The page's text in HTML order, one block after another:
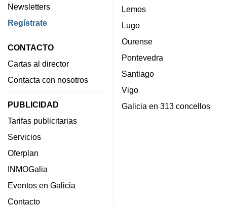
Newsletters
Regístrate
CONTACTO
Cartas al director
Contacta con nosotros
PUBLICIDAD
Tarifas publicitarias
Servicios
Oferplan
INMOGalia
Eventos en Galicia
Contacto
Lemos
Lugo
Ourense
Pontevedra
Santiago
Vigo
Galicia en 313 concellos